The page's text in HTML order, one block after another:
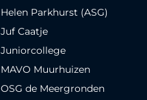
Helen Parkhurst (ASG)
Juf Caatje
Juniorcollege
MAVO Muurhuizen
OSG de Meergronden